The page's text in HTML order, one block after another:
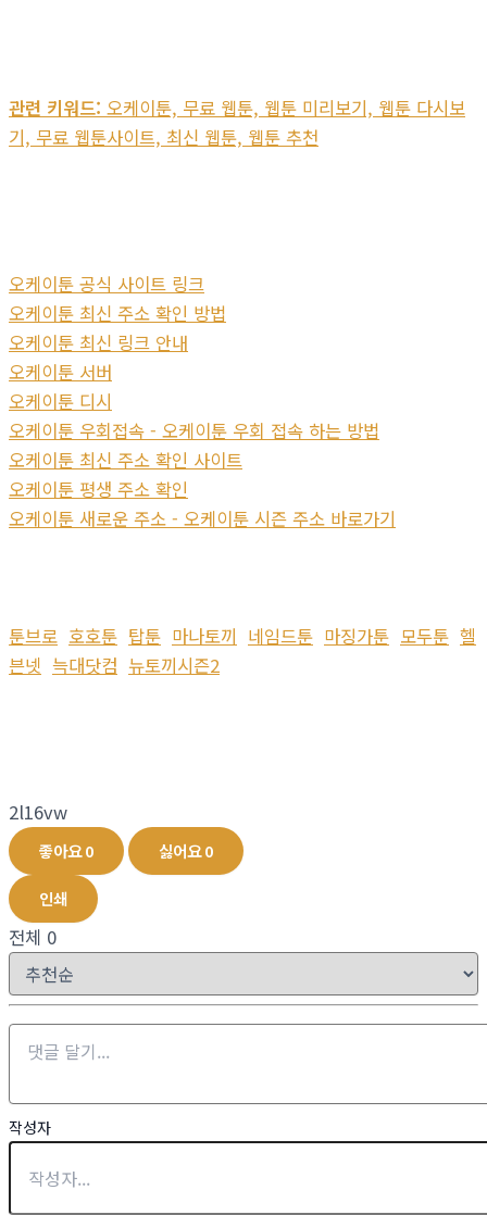
관련 키워드: 오케이툰, 무료 웹툰, 웹툰 미리보기, 웹툰 다시보
기, 무료 웹툰사이트, 최신 웹툰, 웹툰 추천
오케이툰 공식 사이트 링크
오케이툰 최신 주소 확인 방법
오케이툰 최신 링크 안내
오케이툰 서버
오케이툰 디시
오케이툰 우회접속 - 오케이툰 우회 접속 하는 방법
오케이툰 최신 주소 확인 사이트
오케이툰 평생 주소 확인
오케이툰 새로운 주소 - 오케이툰 시즌 주소 바로가기
툰브로 호호툰 탑툰 마나토끼 네임드툰 마징가툰 모두툰 헬
븐넷 늑대닷컴 뉴토끼시즌2
2l16vw
좋아요0 싫어요0
인쇄
전체 0
작성자